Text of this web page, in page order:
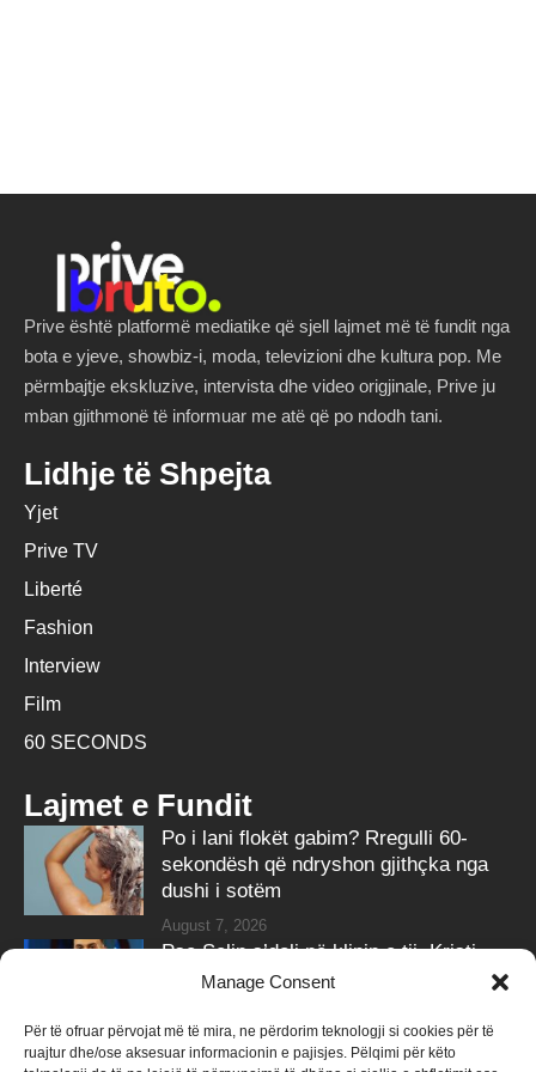
Manage Consent
Për të ofruar përvojat më të mira, ne përdorim teknologji si cookies për të
ruajtur dhe/ose aksesuar informacionin e pajisjes. Pëlqimi për këto
Prive është platformë mediatike që sjell lajmet më të fundit nga
bota e yjeve, showbiz-i, moda, televizioni dhe kultura pop. Me
përmbajtje ekskluzive, intervista dhe video origjinale, Prive ju
mban gjithmonë të informuar me atë që po ndodh tani.
Lidhje të Shpejta
Yjet
Prive TV
Liberté
Fashion
Interview
Film
60 SECONDS
Lajmet e Fundit
Po i lani flokët gabim? Rregulli 60-
sekondësh që ndryshon gjithçka nga
dushi i sotëm
August 7, 2026
Pse Selin s’doli në klipin e tij, Kristi
tregon bisedën telefonike me të
Follow Us